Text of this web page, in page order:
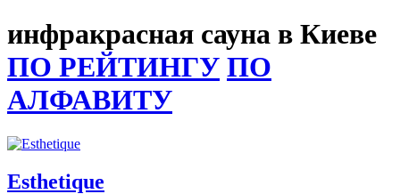
инфракрасная сауна в Киеве
ПО РЕЙТИНГУ ПО
АЛФАВИТУ
Esthetique